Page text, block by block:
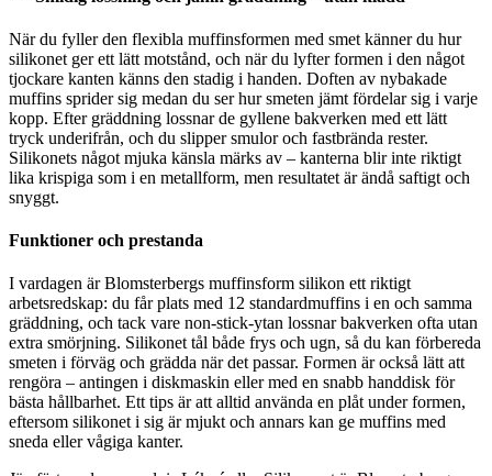
När du fyller den flexibla muffinsformen med smet känner du hur
silikonet ger ett lätt motstånd, och när du lyfter formen i den något
tjockare kanten känns den stadig i handen. Doften av nybakade
muffins sprider sig medan du ser hur smeten jämt fördelar sig i varje
kopp. Efter gräddning lossnar de gyllene bakverken med ett lätt
tryck underifrån, och du slipper smulor och fastbrända rester.
Silikonets något mjuka känsla märks av – kanterna blir inte riktigt
lika krispiga som i en metallform, men resultatet är ändå saftigt och
snyggt.
Funktioner och prestanda
I vardagen är Blomsterbergs muffinsform silikon ett riktigt
arbetsredskap: du får plats med 12 standardmuffins i en och samma
gräddning, och tack vare non-stick-ytan lossnar bakverken ofta utan
extra smörjning. Silikonet tål både frys och ugn, så du kan förbereda
smeten i förväg och grädda när det passar. Formen är också lätt att
rengöra – antingen i diskmaskin eller med en snabb handdisk för
bästa hållbarhet. Ett tips är att alltid använda en plåt under formen,
eftersom silikonet i sig är mjukt och annars kan ge muffins med
sneda eller vågiga kanter.